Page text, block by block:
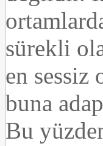
sürekli
en sessiz
buna
Bu